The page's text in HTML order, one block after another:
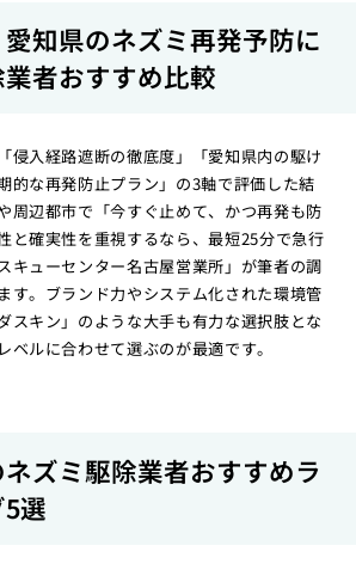
愛知県のネズミ再発予防に
者おすすめ比較
侵入経路遮断の徹底度」「愛知県内の駆け
的な再発防止プラン」の3軸で評価した結
周辺都市で「今すぐ止めて、かつ再発も防
と確実性を重視するなら、最短25分で急行
キューセンター名古屋営業所」が筆者の調
す。ブランド力やシステム化された環境管
スキン」のような大手も有力な選択肢とな
ベルに合わせて選ぶのが最適です。
ズミ駆除業者おすすめラ
選